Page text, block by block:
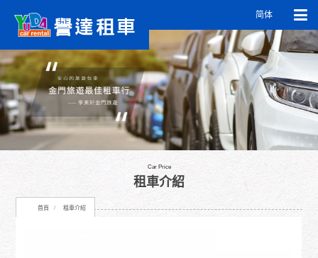
简体
Car Price
租車介紹
首頁 租車介紹